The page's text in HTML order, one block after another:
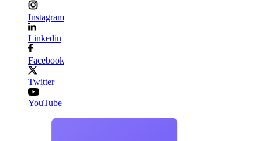
Instagram
Linkedin
Facebook
Twitter
YouTube